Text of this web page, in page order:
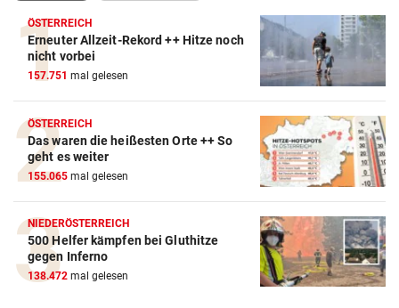
ÖSTERREICH
Erneuter Allzeit-Rekord ++ Hitze noch
nicht vorbei
157.751 mal gelesen
ÖSTERREICH
Das waren die heißesten Orte ++ So
geht es weiter
155.065 mal gelesen
NIEDERÖSTERREICH
500 Helfer kämpfen bei Gluthitze
gegen Inferno
138.472 mal gelesen